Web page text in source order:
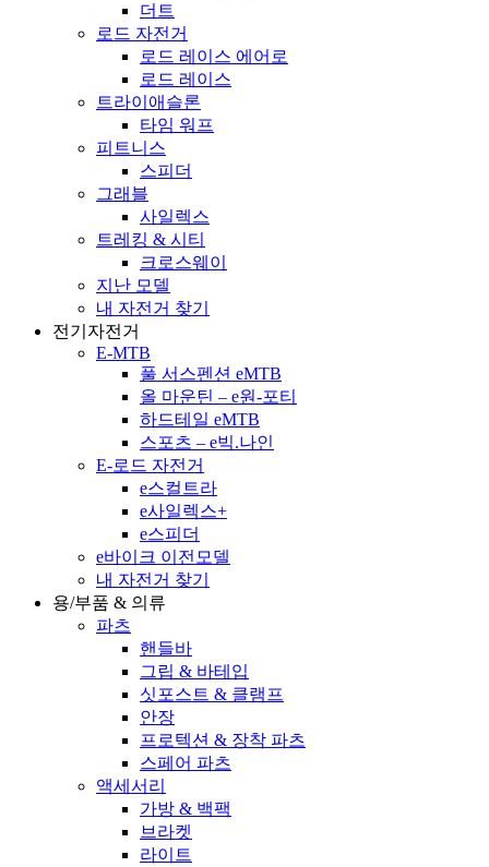
더트
로드 자전거
로드 레이스 에어로
로드 레이스
트라이애슬론
타임 워프
피트니스
스피더
그래블
사일렉스
트레킹 & 시티
크로스웨이
지난 모델
내 자전거 찾기
전기자전거
E-MTB
풀 서스펜션 eMTB
올 마운틴 – e원-포티
하드테일 eMTB
스포츠 – e빅.나인
E-로드 자전거
e스컬트라
e사일렉스+
e스피더
e바이크 이전모델
내 자전거 찾기
용/부품 & 의류
파츠
핸들바
그립 & 바테입
싯포스트 & 클램프
안장
프로텍션 & 장착 파츠
스페어 파츠
액세서리
가방 & 백팩
브라켓
라이트